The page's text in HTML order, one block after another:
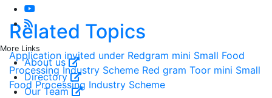
More Links
About us
Directory
Our Team
Related Topics
Application invited under Redgram mini Small Food
Processing Industry Scheme Red gram Toor mini Small
Food Processing Industry Scheme